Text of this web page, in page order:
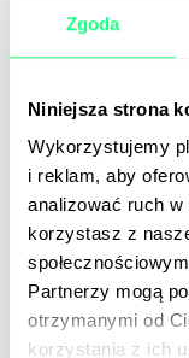
Zgoda
Niniejsza strona
Wykorzystujemy
i reklam, aby
analizować ruch
korzystasz z
Partnerzy mogą
otrzymanymi od
korzystania z ich
Metamate na
dostarcza
dużych
To nie pierwszy
bada możliwości
asystentów AI.
na pokład Clarę
Salesforce –
platformę do
Shih w nowym
zespołem ds.